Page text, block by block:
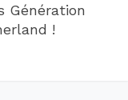
Génération
!